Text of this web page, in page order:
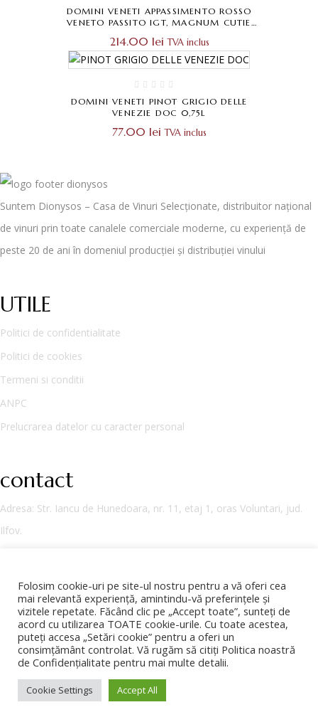
DOMINI VENETI APPASSIMENTO ROSSO
VENETO PASSITO IGT, MAGNUM CUTIE
214.00 lei TVA inclus
DOMINI VENETI PINOT GRIGIO DELLE
VENEZIE DOC 0,75L
77.00 lei TVA inclus
Suntem Dionysos – Casa de Vinuri Selecționate, distribuitor național
de vinuri prin toate canalele comerciale moderne, cu experiență de
peste 20 de ani în domeniul producției și distribuției vinului
UTILE
Politici de confidentialitate
Politici de cookies
Termeni si conditii
ANPC
Prelucrarea datelor cu caracter personal
contact
Adresa: Str. Iancu de Hunedoara, nr. 11, etaj 1, oras Voluntari, jud.
Ilfov.
Email: office@vinuridionysos.ro
Copyright © 2026 Vinuri Dionysos
Folosim cookie-uri pe site-ul nostru pentru a vă oferi cea
mai relevantă experiență, amintindu-vă preferințele și
vizitele repetate. Făcând clic pe „Accept toate”, sunteți de
acord cu utilizarea TOATE cookie-urile. Cu toate acestea,
puteți accesa „Setări cookie” pentru a oferi un
consimțământ controlat. Vă rugăm să citiți Politica noastră
de Confidențialitate pentru mai multe detalii.
Cookie Settings Accept All